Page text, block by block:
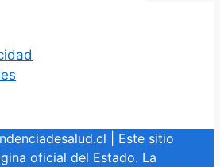
| Este sitio
oficial del Estado. La